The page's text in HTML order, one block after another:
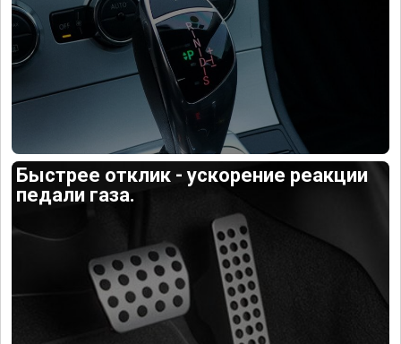
Быстрее отклик - ускорение реакции
педали газа.